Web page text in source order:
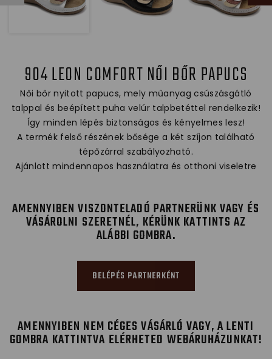
904 LEON COMFORT NŐI BŐR PAPUCS
Női bőr nyitott papucs, mely műanyag csúszásgátló
talppal és beépített puha velúr talpbetéttel rendelkezik!
Így minden lépés biztonságos és kényelmes lesz!
A termék felső részének bősége a két szíjon található
tépőzárral szabályozható.
Ajánlott mindennapos használatra és otthoni viseletre
AMENNYIBEN VISZONTELADÓ PARTNERÜNK VAGY ÉS
VÁSÁROLNI SZERETNÉL, KÉRÜNK KATTINTS AZ
ALÁBBI GOMBRA.
BELÉPÉS PARTNERKÉNT
AMENNYIBEN NEM CÉGES VÁSÁRLÓ VAGY, A LENTI
GOMBRA KATTINTVA ELÉRHETED WEBÁRUHÁZUNKAT!